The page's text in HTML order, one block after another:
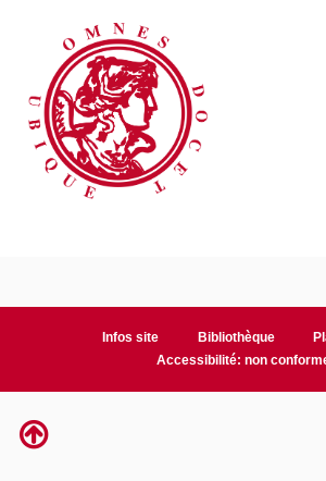
Infos site Bibliothèque
Accessibilité: non